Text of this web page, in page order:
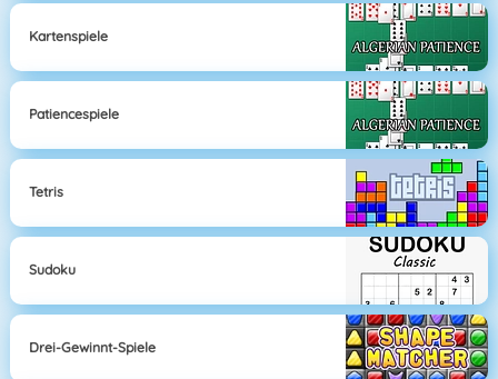
Kartenspiele
Patiencespiele
Tetris
Sudoku
Drei-Gewinnt-Spiele